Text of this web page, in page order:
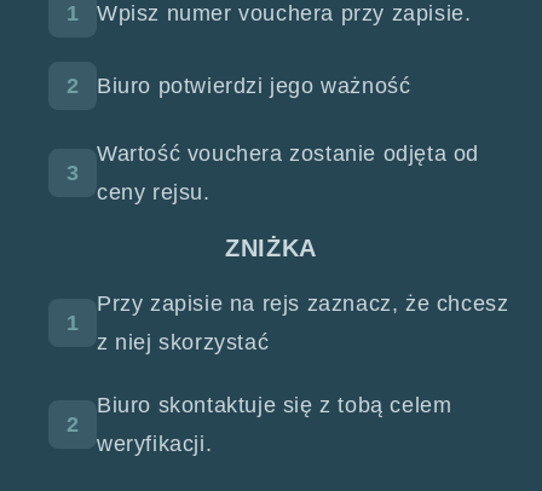
1 Wpisz numer vouchera przy zapisie.
2 Biuro potwierdzi jego ważność
3
Wartość vouchera zostanie odjęta od
ceny rejsu.
ZNIŻKA
1
Przy zapisie na rejs zaznacz, że chcesz
z niej skorzystać
2
Biuro skontaktuje się z tobą celem
weryfikacji.